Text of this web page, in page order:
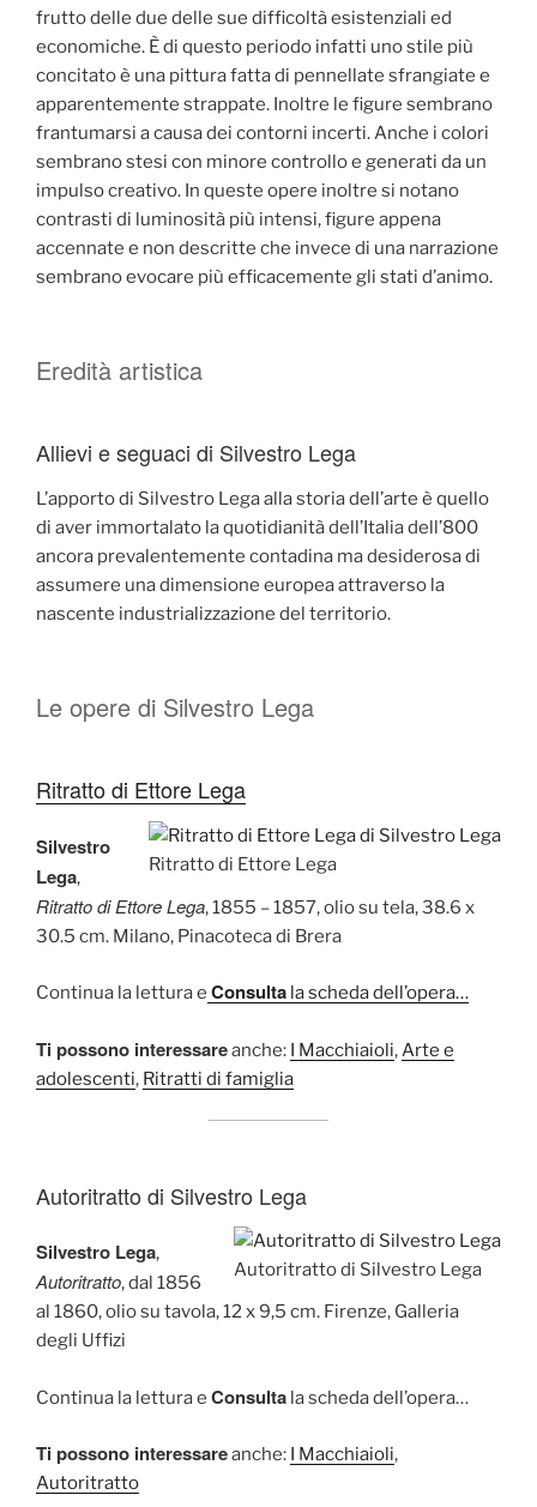
frutto delle due delle sue difficoltà esistenziali ed
economiche. È di questo periodo infatti uno stile più
concitato è una pittura fatta di pennellate sfrangiate e
apparentemente strappate. Inoltre le figure sembrano
frantumarsi a causa dei contorni incerti. Anche i colori
sembrano stesi con minore controllo e generati da un
impulso creativo. In queste opere inoltre si notano
contrasti di luminosità più intensi, figure appena
accennate e non descritte che invece di una narrazione
sembrano evocare più efficacemente gli stati d’animo.
Eredità artistica
Allievi e seguaci di Silvestro Lega
L’apporto di Silvestro Lega alla storia dell’arte è quello
di aver immortalato la quotidianità dell’Italia dell’800
ancora prevalentemente contadina ma desiderosa di
assumere una dimensione europea attraverso la
nascente industrializzazione del territorio.
Le opere di Silvestro Lega
Ritratto di Ettore Lega
Ritratto di Ettore Lega
Silvestro
Lega,
Ritratto di Ettore Lega, 1855 – 1857, olio su tela, 38.6 x
30.5 cm. Milano, Pinacoteca di Brera
Continua la lettura e Consulta la scheda dell’opera…
Ti possono interessareanche: I Macchiaioli,Arte e
adolescenti, Ritratti di famiglia
Autoritratto di Silvestro Lega
Autoritratto di Silvestro Lega
Silvestro Lega,
Autoritratto, dal 1856
al 1860, olio su tavola, 12 x 9,5 cm. Firenze, Galleria
degli Uffizi
Continua la lettura e Consulta la scheda dell’opera…
Ti possono interessareanche: I Macchiaioli,
Autoritratto